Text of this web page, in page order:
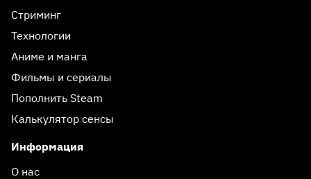
Стриминг
Технологии
Аниме и манга
Фильмы и сериалы
Пополнить Steam
Калькулятор сенсы
Информация
О нас